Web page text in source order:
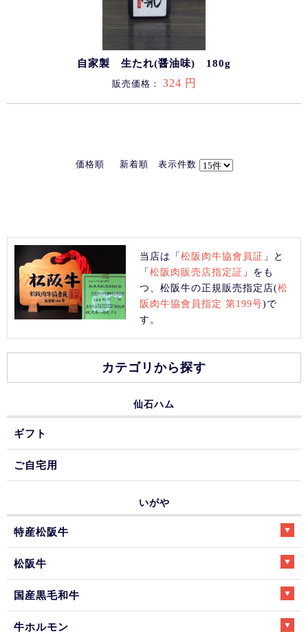
自家製 生たれ(醤油味) 180g
販売価格： 324 円
価格順 新着順 表示件数
当店は「松阪肉牛協會員証 」と
「松阪肉販売店指定証 」をも
つ、松阪牛の正規販売指定店(松
阪肉牛協會員指定 第199号)で
す。
カテゴリから探す
仙石ハム
ギフト
ご自宅用
いがや
特産松阪牛
松阪牛
国産黒毛和牛
牛ホルモン